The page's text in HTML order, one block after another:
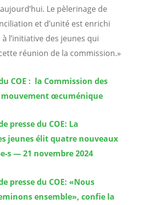
Le pèlerinage de
et d’unité est enrichi
l’initiative des jeunes qui
réunion de la commission.»
COE : la Commission des
mouvement œcuménique
presse du COE: La
jeunes élit quatre nouveaux
s — 21 novembre 2024
presse du COE: «Nous
ensemble», confie la